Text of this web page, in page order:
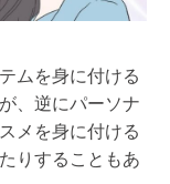
ムを身に付ける
、逆にパーソナ
メを身に付ける
りすることもあ